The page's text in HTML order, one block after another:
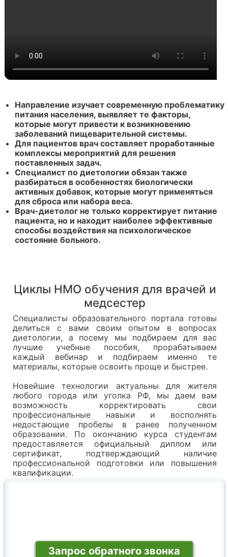
Направление изучает современную проблематику
питания населения, выявляет те факторы,
которые могут привести к возникновению
заболеваний пищеварительной системы.
Для пациентов врач составляет проработанные
комплексы мероприятий для решения
поставленных задач.
Специалист по диетологии обязан также
разбираться в особенностях биологически
активных добавок, которые могут применяться
для сброса или набора веса.
Врач-диетолог не только корректирует питание
пациента, но и находит наиболее эффективные
способы воздействия на психологическое
состояние больного.
Циклы НМО обучения для врачей и
медсестер
Специалисты образовательного портала готовы
делиться с вами своим опытом в вопросах
диетологии, а посему мы подбираем для вас
лучшие учебные пособия, прорабатываем
каждый вебинар и подбираем именно те
материалы, которые освоить проще и быстрее.
Новейшие технологии актуальны для жителя
любого города или уголка РФ, мы даем вам
возможность корректировать свои
профессиональные навыки и восполнять
недостающие пробелы в ранее полученном
образовании. По окончанию курса студентам
предоставляется официальный диплом или
сертификат, подтверждающий наличие
профессиональной подготовки или повышения
квалификации.
Запрос обратного звонка